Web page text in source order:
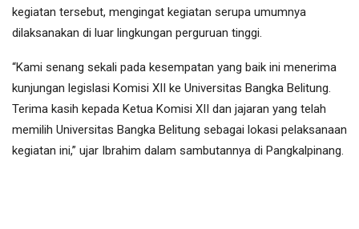
kegiatan tersebut, mengingat kegiatan serupa umumnya
dilaksanakan di luar lingkungan perguruan tinggi.
“Kami senang sekali pada kesempatan yang baik ini menerima
kunjungan legislasi Komisi XII ke Universitas Bangka Belitung.
Terima kasih kepada Ketua Komisi XII dan jajaran yang telah
memilih Universitas Bangka Belitung sebagai lokasi pelaksanaan
kegiatan ini,” ujar Ibrahim dalam sambutannya di Pangkalpinang.